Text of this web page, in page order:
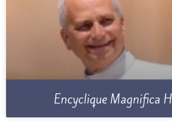
Encyclique Magnifica